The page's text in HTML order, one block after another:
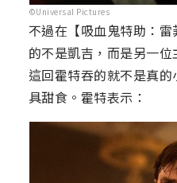
©Universal Pictures
不過在【吸血鬼特助：
的不是凱吉，而是另一
這回霍特吞的就不是真
具甜食。霍特表示：